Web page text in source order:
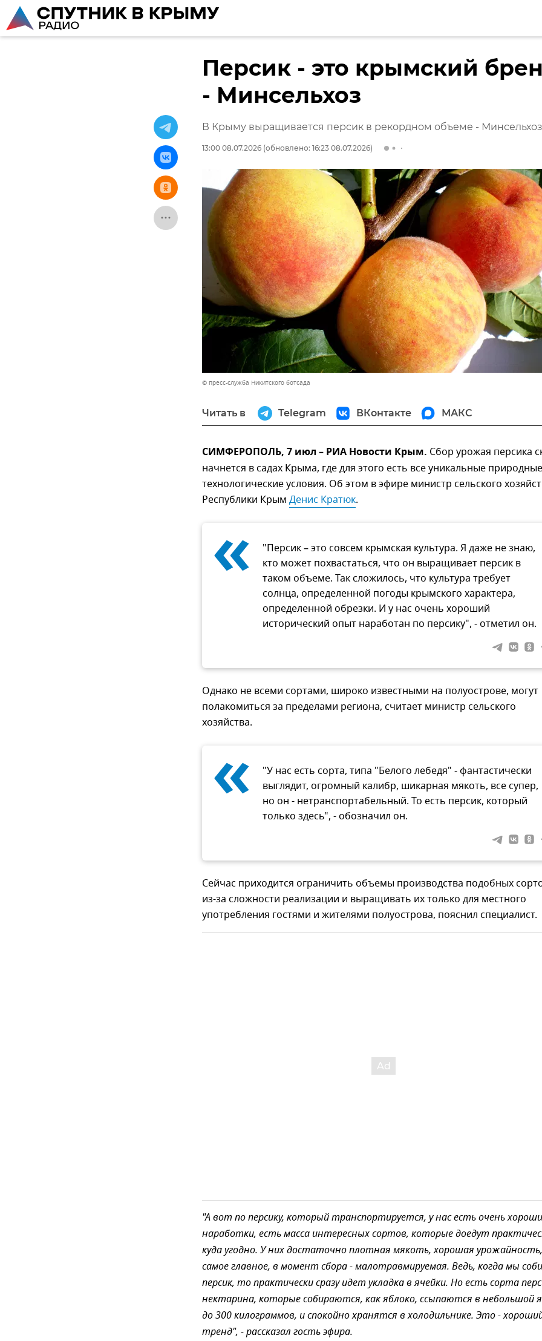
Персик - это крымский
- Минсельхоз
В Крыму выращивается персик в рекордном объеме - Минсельхоз
13:00 08.07.2026 (обновлено: 16:23 08.07.2026)
© пресс-служба Никитского ботсада
Читать в Telegram ВКонтакте МАКС
СИМФЕРОПОЛЬ, 7 июл – РИА Новости Крым. Сбор урожая персика
начнется в садах Крыма, где для этого есть все уникальные
технологические условия. Об этом в эфире министр сельского
Республики Крым Денис Кратюк.
«
"Персик – это совсем крымская культура. Я даже не знаю,
кто может похвастаться, что он выращивает персик в
таком объеме. Так сложилось, что культура требует
солнца, определенной погоды крымского характера,
определенной обрезки. И у нас очень хороший
исторический опыт наработан по персику", - отметил он.
Однако не всеми сортами, широко известными на полуострове, могут
полакомиться за пределами региона, считает министр сельского
хозяйства.
«
"У нас есть сорта, типа "Белого лебедя" - фантастически
выглядит, огромный калибр, шикарная мякоть, все супер,
но он - нетранспортабельный. То есть персик, который
только здесь", - обозначил он.
Сейчас приходится ограничить объемы производства подобных
из-за сложности реализации и выращивать их только для местного
употребления гостями и жителями полуострова, пояснил специалист.
"А вот по персику, который транспортируется, у нас есть очень
наработки, есть масса интересных сортов, которые доедут
куда угодно. У них достаточно плотная мякоть, хорошая
самое главное, в момент сбора - малотравмируемая. Ведь, когда мы
персик, то практически сразу идет укладка в ячейки. Но есть сорта
нектарина, которые собираются, как яблоко, ссыпаются в небольшой
до 300 килограммов, и спокойно хранятся в холодильнике. Это -
тренд", - рассказал гость эфира.